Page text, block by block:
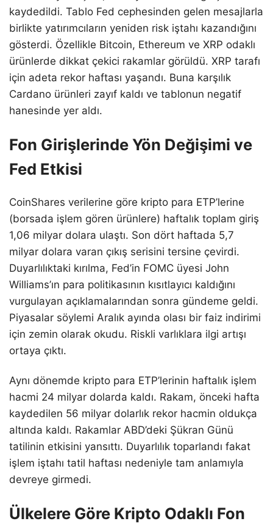
kaydedildi. Tablo Fed cephesinden gelen mesajlarla
birlikte yatırımcıların yeniden risk iştahı kazandığını
gösterdi. Özellikle Bitcoin, Ethereum ve XRP odaklı
ürünlerde dikkat çekici rakamlar görüldü. XRP tarafı
için adeta rekor haftası yaşandı. Buna karşılık
Cardano ürünleri zayıf kaldı ve tablonun negatif
hanesinde yer aldı.
Fon Girişlerinde Yön Değişimi ve
Fed Etkisi
CoinShares verilerine göre kripto para ETP’lerine
(borsada işlem gören ürünlere) haftalık toplam giriş
1,06 milyar dolara ulaştı. Son dört haftada 5,7
milyar dolara varan çıkış serisini tersine çevirdi.
Duyarlılıktaki kırılma, Fed’in FOMC üyesi John
Williams’ın para politikasının kısıtlayıcı kaldığını
vurgulayan açıklamalarından sonra gündeme geldi.
Piyasalar söylemi Aralık ayında olası bir faiz indirimi
için zemin olarak okudu. Riskli varlıklara ilgi artışı
ortaya çıktı.
Aynı dönemde kripto para ETP’lerinin haftalık işlem
hacmi 24 milyar dolarda kaldı. Rakam, önceki hafta
kaydedilen 56 milyar dolarlık rekor hacmin oldukça
altında kaldı. Rakamlar ABD’deki Şükran Günü
tatilinin etkisini yansıttı. Duyarlılık toparlandı fakat
işlem iştahı tatil haftası nedeniyle tam anlamıyla
devreye girmedi.
Ülkelere Göre Kripto Odaklı Fon